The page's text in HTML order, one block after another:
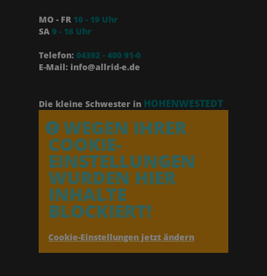
MO - FR 10 - 19 Uhr
SA 9 - 16 Uhr
Telefon: 04392 - 400 91-0
E-Mail: info@allrid-e.de
Die kleine Schwester in HOHENWESTEDT
WEGEN IHRER
COOKIE-
EINSTELLUNGEN
WURDEN HIER
INHALTE
BLOCKIERT!
Cookie-Einstellungen jetzt ändern